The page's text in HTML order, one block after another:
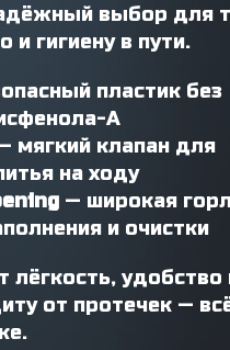
выбор для
и гигиену в пути.
пластик без
А
мягкий клапан для
на ходу
— широкая
и очистки
лёгкость, удобство
от протечек —